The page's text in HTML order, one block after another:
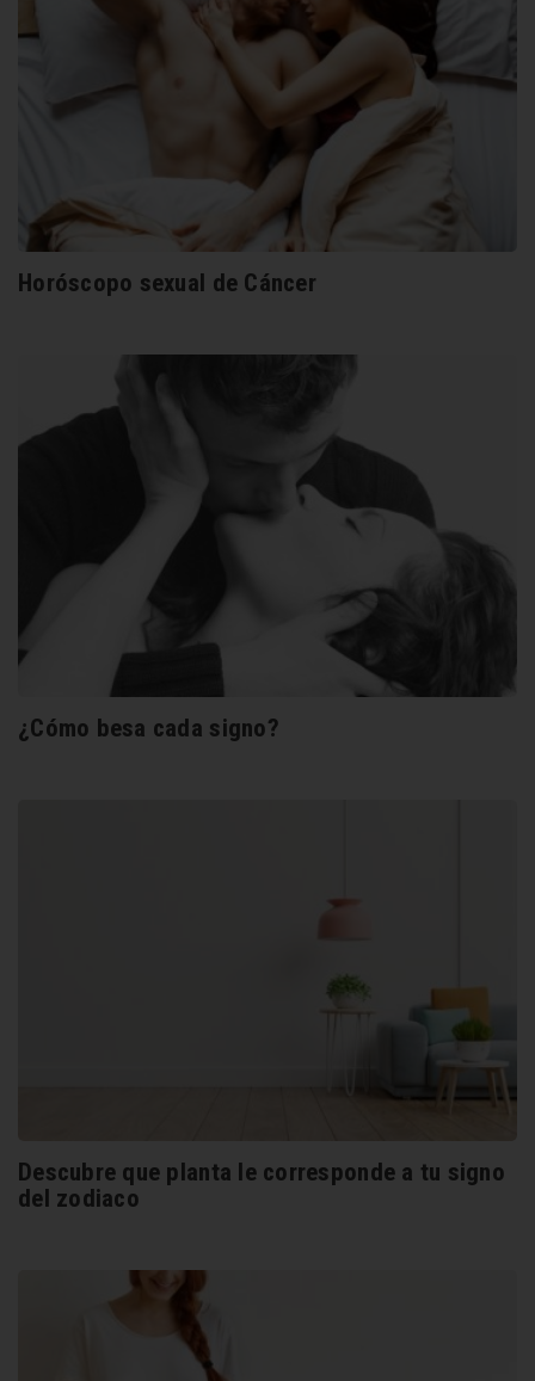
Horóscopo sexual de Cáncer
¿Cómo besa cada signo?
Descubre que planta le corresponde a tu signo
del zodiaco